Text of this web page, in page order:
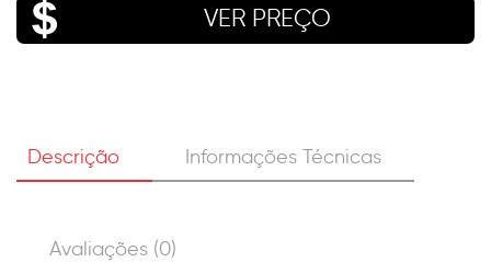
VER PREÇO
Descrição Informações Técnicas
Avaliações (0)